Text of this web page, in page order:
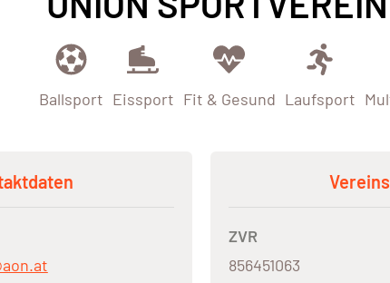
Ballsport Eissport Fit & Gesund Laufsport
ZVR
856451063